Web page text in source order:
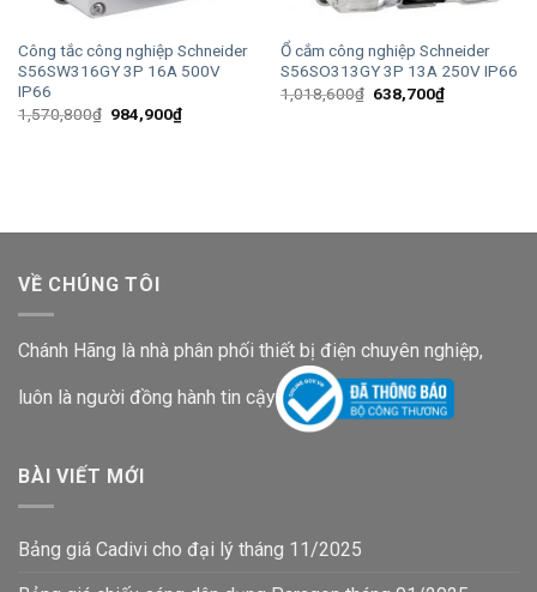
Công tắc công nghiệp Schneider
S56SW316GY 3P 16A 500V
IP66
1,570,800₫ Giá
984,900₫Giá
hiện
Ổ cắm công nghiệp Schneider
S56SO313GY 3P 13A 250V IP66
1,018,600₫ Giá
638,700₫Giá
hiện
VỀ CHÚNG TÔI
Chánh Hãng là nhà phân phối thiết bị điện chuyên nghiệp,
luôn là người đồng hành tin cậy
BÀI VIẾT MỚI
Bảng giá Cadivi cho đại lý tháng 11/2025